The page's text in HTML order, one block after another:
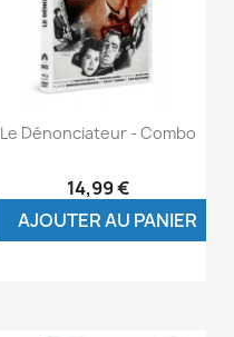
Le Dénonciateur - Combo
14,99 €
AJOUTER AU PANIER